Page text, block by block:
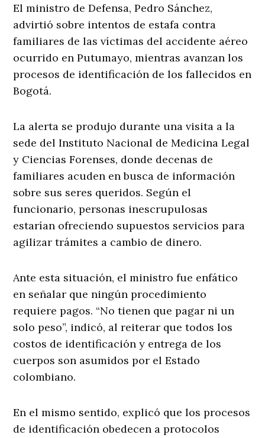
El ministro de Defensa, Pedro Sánchez,
advirtió sobre intentos de estafa contra
familiares de las víctimas del accidente aéreo
ocurrido en Putumayo, mientras avanzan los
procesos de identificación de los fallecidos en
Bogotá.
La alerta se produjo durante una visita a la
sede del Instituto Nacional de Medicina Legal
y Ciencias Forenses, donde decenas de
familiares acuden en busca de información
sobre sus seres queridos. Según el
funcionario, personas inescrupulosas
estarían ofreciendo supuestos servicios para
agilizar trámites a cambio de dinero.
Ante esta situación, el ministro fue enfático
en señalar que ningún procedimiento
requiere pagos. “No tienen que pagar ni un
solo peso”, indicó, al reiterar que todos los
costos de identificación y entrega de los
cuerpos son asumidos por el Estado
colombiano.
En el mismo sentido, explicó que los procesos
de identificación obedecen a protocolos